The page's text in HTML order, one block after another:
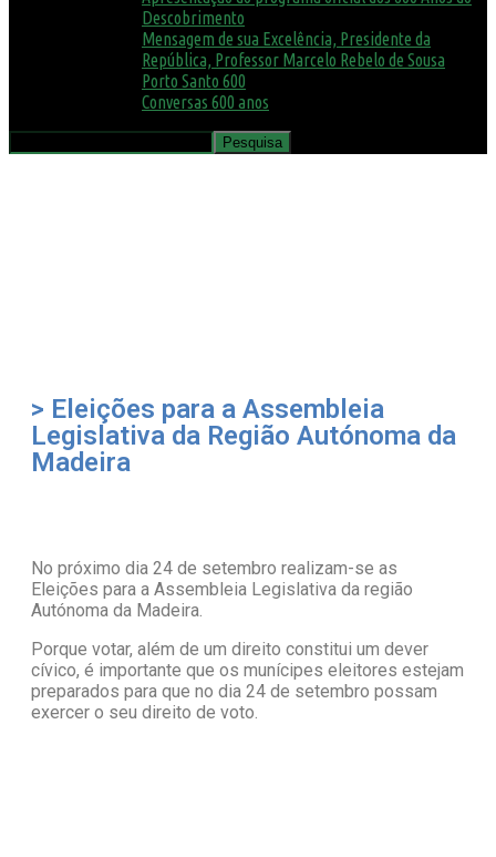
Descobrimento
Mensagem de sua Excelência, Presidente da
República, Professor Marcelo Rebelo de Sousa
Porto Santo 600
Conversas 600 anos
> Eleições para a Assembleia
Legislativa da Região Autónoma da
Madeira
No próximo dia 24 de setembro realizam-se as
Eleições para a Assembleia Legislativa da região
Autónoma da Madeira.
Porque votar, além de um direito constitui um dever
cívico, é importante que os munícipes eleitores estejam
preparados para que no dia 24 de setembro possam
exercer o seu direito de voto.